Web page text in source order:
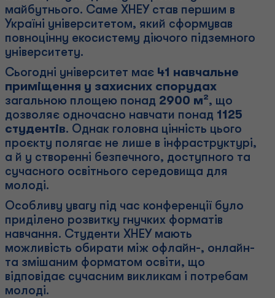
майбутнього. Саме ХНЕУ став першим в
Україні університетом, який сформував
повноцінну екосистему діючого підземного
університету.
Сьогодні університет має 41 навчальне
приміщення у захисних спорудах
загальною площею понад 2900 м², що
дозволяє одночасно навчати понад 1125
студентів. Однак головна цінність цього
проєкту полягає не лише в інфраструктурі,
а й у створенні безпечного, доступного та
сучасного освітнього середовища для
молоді.
Особливу увагу під час конференції було
приділено розвитку гнучких форматів
навчання. Студенти ХНЕУ мають
можливість обирати між офлайн-, онлайн-
та змішаним форматом освіти, що
відповідає сучасним викликам і потребам
молоді.